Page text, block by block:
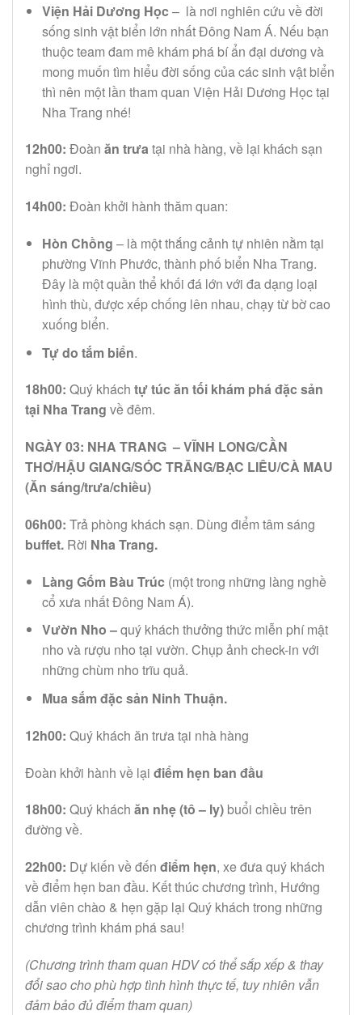
Viện Hải Dương Học – là nơi nghiên cứu về đời
sống sinh vật biển lớn nhất Đông Nam Á. Nếu bạn
thuộc team đam mê khám phá bí ẩn đại dương và
mong muốn tìm hiểu đời sống của các sinh vật biển
thì nên một lần tham quan Viện Hải Dương Học tại
Nha Trang nhé!
12h00: Đoàn ăn trưatại nhà hàng, về lại khách sạn
nghỉ ngơi.
14h00: Đoàn khởi hành thăm quan:
Hòn Chồng – là một thắng cảnh tự nhiên nằm tại
phường Vĩnh Phước, thành phố biển Nha Trang.
Đây là một quần thể khối đá lớn với đa dạng loại
hình thù, được xếp chống lên nhau, chạy từ bờ cao
xuống biển.
Tự do tắm biển.
18h00: Quý khách tự túc ăn tối khám phá đặc sản
tại Nha Trang về đêm.
NGÀY 03: NHA TRANG – VĨNH LONG/CẦN
THƠ/HẬU GIANG/SÓC TRĂNG/BẠC LIÊU/CÀ MAU
(Ăn sáng/trưa/chiều)
06h00: Trả phòng khách sạn. Dùng điểm tâm sáng
buffet. Rời Nha Trang.
Làng Gốm Bàu Trúc (một trong những làng nghề
cổ xưa nhất Đông Nam Á).
Vườn Nho –quý khách thưởng thức miễn phí mật
nho và rượu nho tại vườn. Chụp ảnh check-in với
những chùm nho trĩu quả.
Mua sắm đặc sản Ninh Thuận.
12h00: Quý khách ăn trưa tại nhà hàng
Đoàn khởi hành về lại điểm hẹn ban đầu
18h00: Quý khách ăn nhẹ (tô – ly) buổi chiều trên
đường về.
22h00: Dự kiến về đến điểm hẹn, xe đưa quý khách
về điểm hẹn ban đầu. Kết thúc chương trình, Hướng
dẫn viên chào & hẹn gặp lại Quý khách trong những
chương trình khám phá sau!
(Chương trình tham quan HDV có thể sắp xếp & thay
đổi sao cho phù hợp tình hình thực tế, tuynhiên vẫn
đảm bảo đủ điểm tham quan)